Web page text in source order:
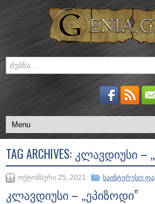
TAG ARCHIVES: ᲙᲚᲐᲕᲓᲘᲣᲡᲘ –
ოქტომბერი 25, 2021 საინტერესო
კლავდიუსი – „ეპიზოდი”